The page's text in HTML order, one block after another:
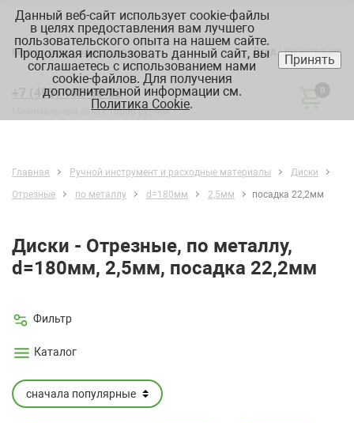
Вход Регистрация
Москва:склад, офис, график
+7 (495) 182-88-22
Минимальный заказ 10000 рублей
0
Главная Ручной инструмент и расходные материалы
Диски
Отрезные
по металлу d=180мм 2,5мм посадка 22,2мм
Диски - Отрезные, по металлу,
d=180мм, 2,5мм, посадка 22,2мм
Фильтр
Каталог
Данный веб-сайт использует cookie-файлы
в целях предоставления вам лучшего
пользовательского опыта на нашем сайте.
Продолжая использовать данный сайт, вы
соглашаетесь с использованием нами
cookie-файлов. Для получения
дополнительной информации см.
Политика Cookie.
Принять